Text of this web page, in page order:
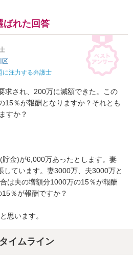
ばれた回答
区
に注力する弁護士
され、200万に減額できた。この
15％が報酬となりますか？それとも
すか？
金)が6,000万あったとします。妻
しています。妻3000万、夫3000万と
は夫の増額分1000万の15％が報酬
％が報酬ですか？
思います。
イムライン